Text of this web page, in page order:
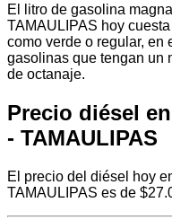
El litro de gasolina
TAMAULIPAS hoy
como verde o regular, en
gasolinas que tengan un
de octanaje.
Precio diésel
- TAMAULIPAS
El precio del diésel hoy
TAMAULIPAS es de